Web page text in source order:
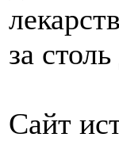
за
Cайт